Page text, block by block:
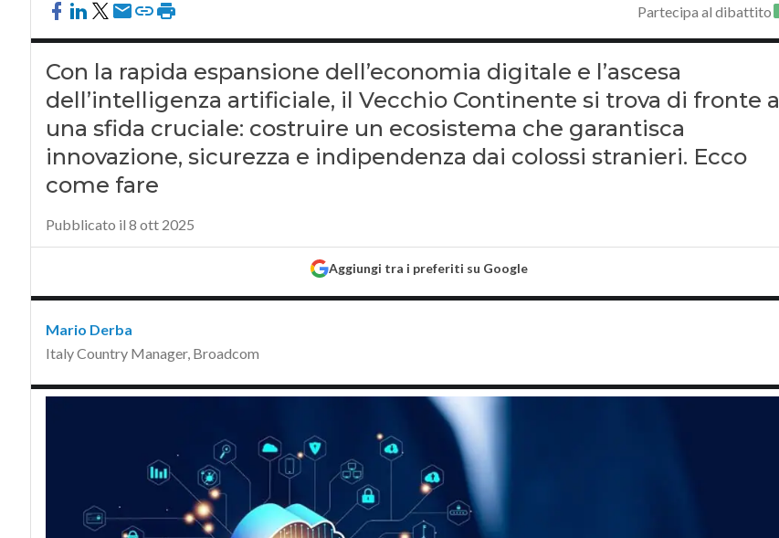
Partecipa al dibattito
Con la rapida espansione dell’economia digitale e l’ascesa
dell’intelligenza artificiale, il Vecchio Continente si trova di fronte a
una sfida cruciale: costruire un ecosistema che garantisca
innovazione, sicurezza e indipendenza dai colossi stranieri. Ecco
come fare
Pubblicato il 8 ott 2025
Aggiungi tra i preferiti su Google
Mario Derba
Italy Country Manager, Broadcom